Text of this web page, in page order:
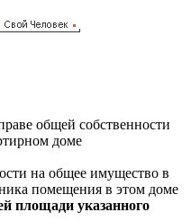
общей собственности
доме
на общее имущество в
помещения в этом доме
площади указанного